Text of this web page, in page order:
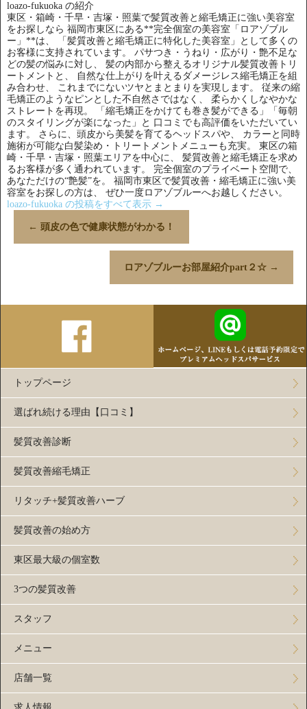
loazo-fukuoka の紹介
東区・箱崎・千早・吉塚・照葉で髪質改善と縮毛矯正に強い美容室
をお探しなら 福岡市東区にある**完全個室の美容室「ロアゾブル
ー」**は、 「髪質改善と縮毛矯正に特化した美容室」として多くの
お客様に支持されています。 パサつき・うねり・広がり・艶不足な
どの髪の悩みに対し、 髪の内部から整えるオリジナル髪質改善トリ
ートメントと、 自然な仕上がりを叶えるダメージレス縮毛矯正を組
み合わせ、 これまでにないツヤとまとまりを実現します。 従来の縮
毛矯正のようなピンとした不自然さではなく、 柔らかくしなやかな
ストレートを再現。 「縮毛矯正をかけても巻き髪ができる」「毎朝
のスタイリングが楽になった」と 口コミでも高評価をいただいてい
ます。 さらに、頭皮から美髪を育てるヘッドスパや、 カラーと同時
施術が可能な白髪染め・トリートメントメニューも充実。 東区の箱
崎・千早・吉塚・照葉エリアを中心に、 髪質改善と縮毛矯正を求め
るお客様が多く通われています。 完全個室のプライベート空間で、
あなただけの“艶髪”を。 福岡市東区で髪質改善・縮毛矯正に強い美
容室をお探しの方は、 ぜひ一度ロアゾブルーへお越しください。
loazo-fukuoka の投稿をすべて表示 →
← 頭皮の色で健康状態がわかる！
ロアゾブルーお部屋紹介part２☆ →
トップページ
選ばれ続ける理由【口コミ】
髪質改善診断
髪質改善縮毛矯正
リタッチ+髪質改善ハーブ
髪質改善の始め方
東区最大級の個室数
3つの髪質改善
スタッフ
メニュー
店舗一覧